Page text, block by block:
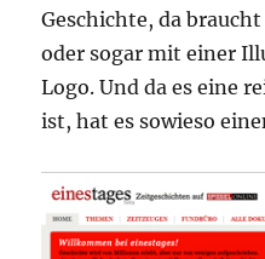
Geschichte, da
oder sogar mit einer
Logo. Und da es eine
ist, hat es sowieso